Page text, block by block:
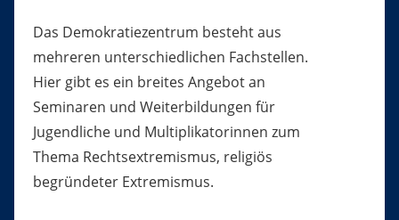
Das Demokratiezentrum besteht aus
mehreren unterschiedlichen Fachstellen.
Hier gibt es ein breites Angebot an
Seminaren und Weiterbildungen für
Jugendliche und Multiplikatorinnen zum
Thema Rechtsextremismus, religiös
begründeter Extremismus.